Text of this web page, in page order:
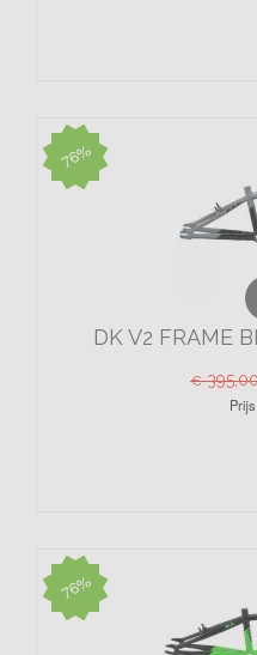
76%
DK V2 FRAME
€
76%